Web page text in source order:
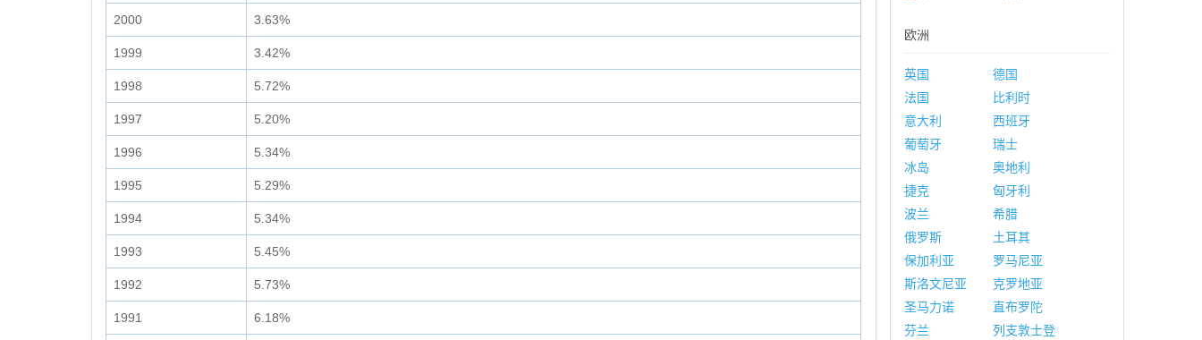
2000 3.63%
1999 3.42%
1998 5.72%
1997 5.20%
1996 5.34%
1995 5.29%
1994 5.34%
1993 5.45%
1992 5.73%
1991 6.18%
欧洲
英国
德国
法国
比利时
意大利
西班牙
葡萄牙
瑞士
冰岛
奥地利
捷克
匈牙利
波兰
希腊
俄罗斯
土耳其
保加利亚
罗马尼亚
斯洛文尼亚
克罗地亚
圣马力诺
直布罗陀
芬兰
列支敦士登